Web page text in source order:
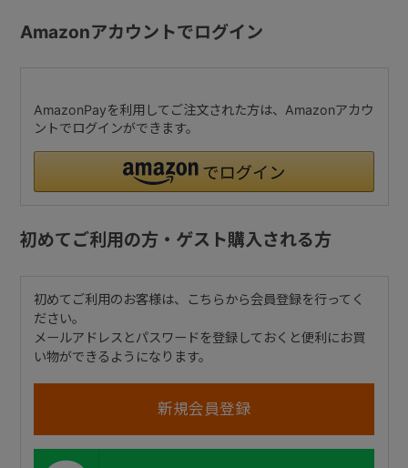
Amazonアカウントでログイン
AmazonPayを利用してご注文された方は、Amazonアカウ
ントでログインができます。
初めてご利用の方・ゲスト購入される方
初めてご利用のお客様は、こちらから会員登録を行ってく
ださい。
メールアドレスとパスワードを登録しておくと便利にお買
い物ができるようになります。